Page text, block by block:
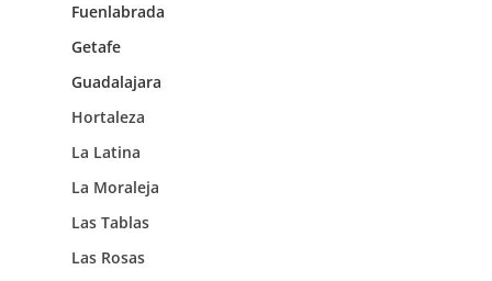
Fuenlabrada
Getafe
Guadalajara
Hortaleza
La Latina
La Moraleja
Las Tablas
Las Rosas